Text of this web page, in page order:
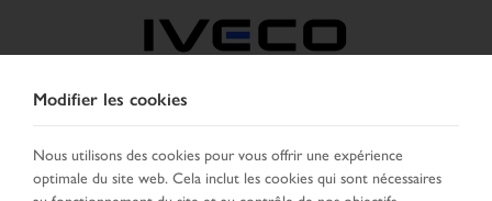
BELGIQUE
SELECTIONNER UN PAYS CHANGER DE LANGUE
Modifier les cookies
Nous utilisons des cookies pour vous offrir une expérience
optimale du site web. Cela inclut les cookies qui sont nécessaires